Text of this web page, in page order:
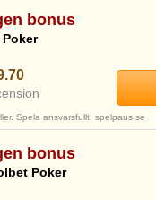
bonus
Poker
Spela ansvarsfullt. spelpaus.se
bonus
Poker